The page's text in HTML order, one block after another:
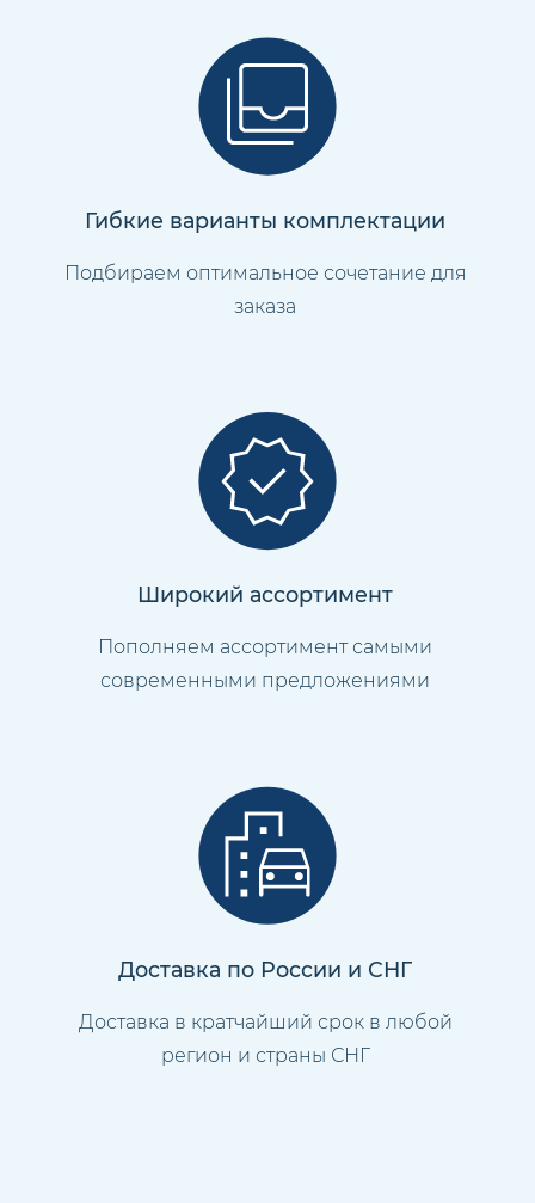
Гибкие варианты комплектации
Подбираем оптимальное сочетание для
заказа
Широкий ассортимент
Пополняем ассортимент самыми
современными предложениями
Доставка по России и СНГ
Доставка в кратчайший срок в любой
регион и страны СНГ